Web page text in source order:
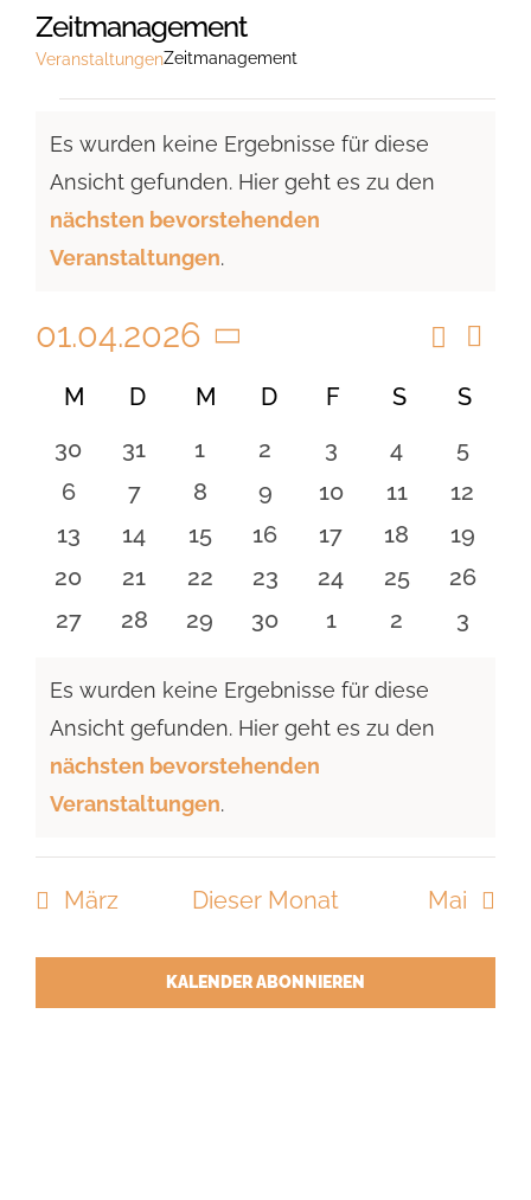
Zeitmanagement
VeranstaltungenZeitmanagement
Hinweis
Es wurden keine Ergebnisse für diese
Ansicht gefunden. Hier geht es zu den
nächsten bevorstehenden
Veranstaltungen.
Suche
Suche
Monat
01.04.2026
Datum
wählen.
Kalender
von
Veranstaltungen
M MONTAG
D DIENSTAG
M MITTWOCH
D DONNERSTAG
F FREITAG
SSAMSTAG
S
0
Veranstaltungen
30
0
Veranstaltungen
31
0
Veranstaltungen
1
0
Veranstaltungen
2
0
Veranstaltungen
3
0
4
0
5
0
Veranstaltungen
6
0
Veranstaltungen
7
0
Veranstaltungen
8
0
Veranstaltungen
9
0
Veranstaltungen
10
0
11
0
12
0
Veranstaltungen
13
0
Veranstaltungen
14
0
Veranstaltungen
15
0
Veranstaltungen
16
0
Veranstaltungen
17
0
18
0
19
0
Veranstaltungen
20
0
Veranstaltungen
21
0
Veranstaltungen
22
0
Veranstaltungen
23
0
Veranstaltungen
24
0
25
0
26
0
27
0
28
0
29
0
30
0
1
0
2
0
3
Hinweis
Es wurden keine Ergebnisse für diese
Ansicht gefunden. Hier geht es zu den
nächsten bevorstehenden
Veranstaltungen.
März Dieser Monat Mai
KALENDER ABONNIEREN